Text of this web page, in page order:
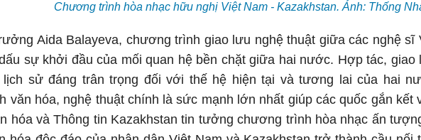
Chương trình hòa nhạc hữu nghị Việt Nam - Kazakhstan. Ảnh: Thống
Aida Balayeva, chương trình giao lưu nghệ thuật giữa các nghệ sĩ
sự khởi đầu của mối quan hệ bền chặt giữa hai nước. Hợp tác,
sử đáng trân trọng đối với thế hệ hiện tại và tương lai của hai
văn hóa, nghệ thuật chính là sức mạnh lớn nhất giúp các quốc gắn kết
hóa và Thông tin Kazakhstan tin tưởng chương trình hòa nhạc ấn